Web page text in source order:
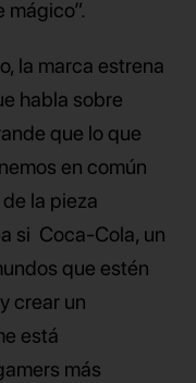
mágico”.
la marca estrena
habla sobre
que lo que
en común
la pieza
si Coca-Cola, un
que estén
crear un
está
más